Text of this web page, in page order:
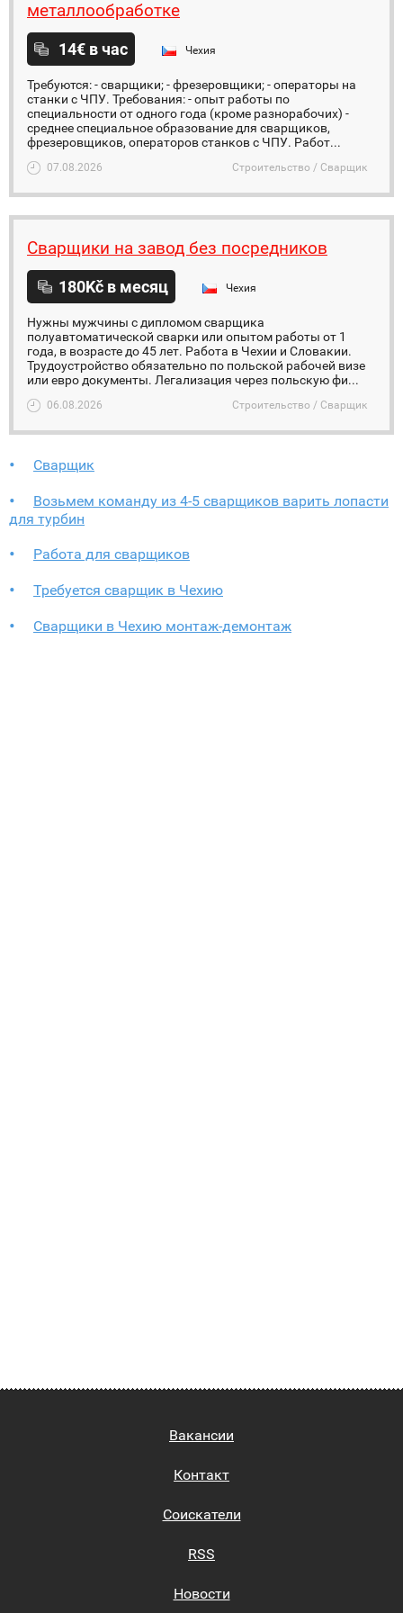
металлообработке
14€ в час Чехия
Требуются: - сварщики; - фрезеровщики; - операторы на
станки с ЧПУ. Требования: - опыт работы по
специальности от одного года (кроме разнорабочих) -
среднее специальное образование для сварщиков,
фрезеровщиков, операторов станков с ЧПУ. Работ...
07.08.2026 Строительство / Сварщик
Сварщики на завод без посредников
180Kč в месяц Чехия
Нужны мужчины с дипломом сварщика
полуавтоматической сварки или опытом работы от 1
года, в возрасте до 45 лет. Работа в Чехии и Словакии.
Трудоустройство обязательно по польской рабочей визе
или евро документы. Легализация через польскую фи...
06.08.2026 Строительство / Сварщик
Сварщик
Возьмем команду из 4-5 сварщиков варить лопасти
для турбин
Работа для сварщиков
Требуется сварщик в Чехию
Сварщики в Чехию монтаж-демонтаж
Вакансии
Контакт
Соискатели
RSS
Новости